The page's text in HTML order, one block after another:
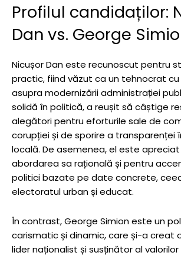
Profilul candidaților:
Dan vs. George
Nicușor Dan este recunoscut pentru
practic, fiind văzut ca un tehnocrat cu
asupra modernizării administrației
solidă în politică, a reușit să câștige
alegători pentru eforturile sale de
corupției și de sporire a transparenței
locală. De asemenea, el este
abordarea sa rațională și pentru
politici bazate pe date concrete,
electoratul urban și educat.
În contrast, George Simion este un
carismatic și dinamic, care și-a creat
lider naționalist și susținător al